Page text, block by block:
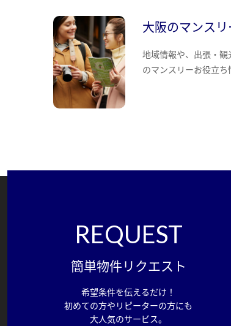
大阪のマンス
地域情報や、出張・
のマンスリーお役立ち
REQUEST
簡単物件リクエスト
希望条件を伝えるだけ！
初めての方やリピーターの方にも
大人気のサービス。